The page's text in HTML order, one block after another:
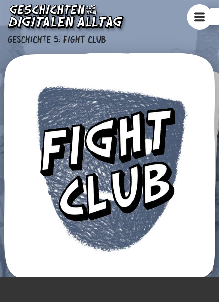
GESCHICHTE 5: FIGHT CLUB
ERFAHRE MEHR, LIES UNSERE TIPPS UND INFOS
TIPPS
KURZ GESAGT
ODER GEH DIREKT ZUR NÄCHSTEN GESCHICHTE